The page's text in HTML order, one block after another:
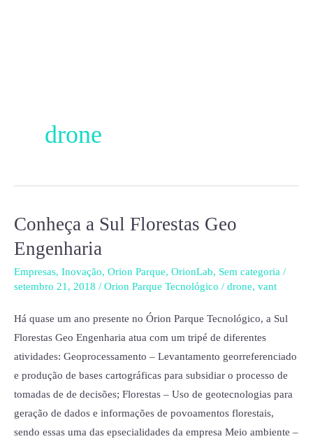
drone
Conheça a Sul Florestas Geo
Engenharia
Empresas, Inovação, Orion Parque, OrionLab, Sem categoria /
setembro 21, 2018 / Orion Parque Tecnológico / drone, vant
Há quase um ano presente no Órion Parque Tecnológico, a Sul
Florestas Geo Engenharia atua com um tripé de diferentes
atividades: Geoprocessamento – Levantamento georreferenciado
e produção de bases cartográficas para subsidiar o processo de
tomadas de de decisões; Florestas – Uso de geotecnologias para
geração de dados e informações de povoamentos florestais,
sendo essas uma das epsecialidades da empresa Meio ambiente –
Conheça
Sul
Florestas
Engenharia